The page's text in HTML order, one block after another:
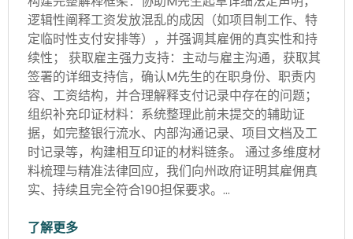
逻辑性阐释工资发放混乱的成因（如项目制工作、特
定临时性支付安排等），并强调其雇佣的真实性和持
续性； 获取雇主强力支持：主动与雇主沟通，获取其
签署的详细支持信，确认M先生的在职身份、职责内
容、工资结构，并合理解释支付记录中存在的问题；
组织补充印证材料：系统整理此前未提交的辅助证
据，如完整银行流水、内部沟通记录、项目文档及工
时记录等，构建相互印证的材料链条。 通过多维度材
料梳理与精准法律回应，我们向州政府证明其雇佣真
实、持续且完全符合190担保要求。…
了解更多